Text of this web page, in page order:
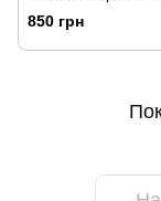
Black Forest, р.M/L
630156.0007-ML)
850 грн